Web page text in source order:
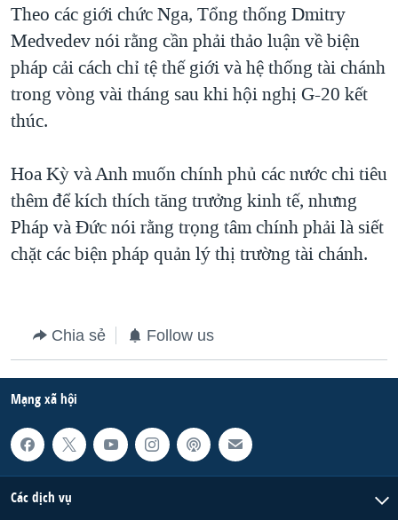
Theo các giới chức Nga, Tổng thống Dmitry
Medvedev nói rằng cần phải thảo luận về biện
pháp cải cách chỉ tệ thế giới và hệ thống tài chánh
trong vòng vài tháng sau khi hội nghị G-20 kết
thúc.
Hoa Kỳ và Anh muốn chính phủ các nước chi tiêu
thêm để kích thích tăng trưởng kinh tế, nhưng
Pháp và Đức nói rằng trọng tâm chính phải là siết
chặt các biện pháp quản lý thị trường tài chánh.
Chia sẻ Follow us
Mạng xã hội
Các dịch vụ